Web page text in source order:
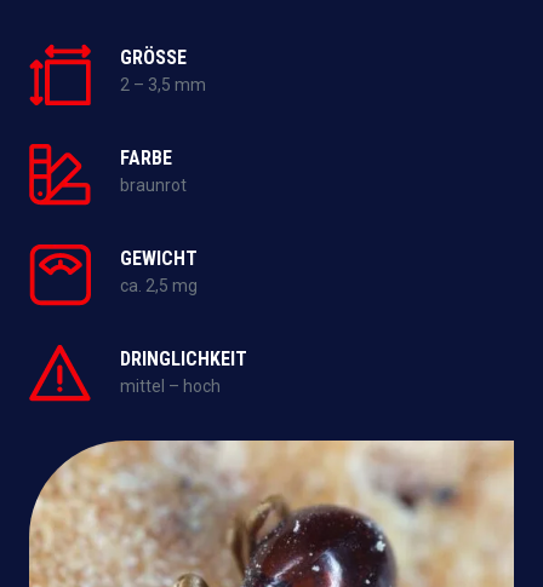
GRÖSSE
2 – 3,5 mm
FARBE
braunrot
GEWICHT
ca. 2,5 mg
DRINGLICHKEIT
mittel – hoch